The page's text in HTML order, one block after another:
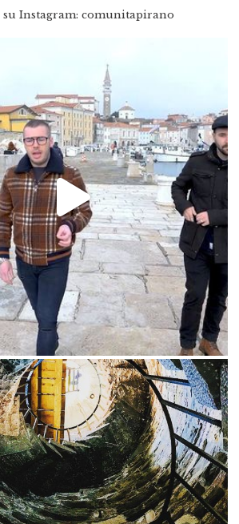
Instagram: comunitapirano
Feb 16